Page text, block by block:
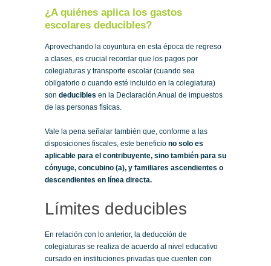
¿A quiénes aplica los gastos
escolares deducibles?
Aprovechando la coyuntura en esta época de regreso
a clases, es crucial recordar que los pagos por
colegiaturas y transporte escolar (cuando sea
obligatorio o cuando esté incluido en la colegiatura)
son deducibles en la Declaración Anual de impuestos
de las personas físicas.
Vale la pena señalar también que, conforme a las
disposiciones fiscales, este beneficio no solo es
aplicable para el contribuyente, sino también para su
cónyuge, concubino (a), y familiares ascendientes o
descendientes en línea directa.
Límites deducibles
En relación con lo anterior, la deducción de
colegiaturas se realiza de acuerdo al nivel educativo
cursado en instituciones privadas que cuenten con